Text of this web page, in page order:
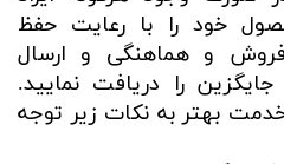
خود را با رعایت حفظ
و هماهنگی و ارسال
را دریافت نمایید.
بهتر به نکات زیر توجه